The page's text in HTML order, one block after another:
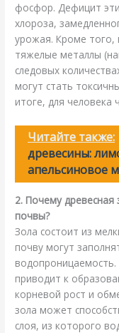
фосфор. Дефицит
хлороза,
урожая. Кроме того,
тяжелые металлы
следовых
могут стать
итоге, для человека
Читайте также:
древесины:
апельсиновое
2. Почему древесная
почвы?
Зола состоит из
почву могут
водопроницаемость.
приводит к
корневой рост и
зола может
слоя, из которого